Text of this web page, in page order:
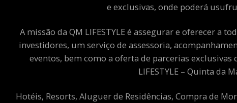
e exclusivas, onde poderá
A missão da QM LIFESTYLE é assegurar e oferecer a
investidores, um serviço de assessoria,
eventos, bem como a oferta de parcerias
LIFESTYLE – Quinta da
Hotéis, Resorts, Aluguer de Residências, Compra de